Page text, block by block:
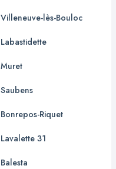
Villeneuve-lès-Bouloc
Labastidette
Muret
Saubens
Bonrepos-Riquet
Lavalette 31
Balesta